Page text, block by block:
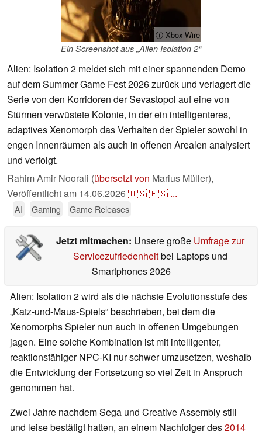
ⓘ Xbox Wire
Ein Screenshot aus „Alien Isolation 2“
Alien: Isolation 2 meldet sich mit einer spannenden Demo
auf dem Summer Game Fest 2026 zurück und verlagert die
Serie von den Korridoren der Sevastopol auf eine von
Stürmen verwüstete Kolonie, in der ein intelligenteres,
adaptives Xenomorph das Verhalten der Spieler sowohl in
engen Innenräumen als auch in offenen Arealen analysiert
und verfolgt.
Rahim Amir Noorali (übersetzt von Marius Müller),
Veröffentlicht am 14.06.2026🇺🇸🇪🇸 ...
AI Gaming Game Releases
Jetzt mitmachen: Unsere große Umfrage zur
Servicezufriedenheitbei Laptops und
Smartphones 2026
Alien: Isolation 2 wird als die nächste Evolutionsstufe des
„Katz-und-Maus-Spiels“ beschrieben, bei dem die
Xenomorphs Spieler nun auch in offenen Umgebungen
jagen. Eine solche Kombination ist mit intelligenter,
reaktionsfähiger NPC-KI nur schwer umzusetzen, weshalb
die Entwicklung der Fortsetzung so viel Zeit in Anspruch
genommen hat.
Zwei Jahre nachdem Sega und Creative Assembly still
und leise bestätigt hatten, an einem Nachfolger des2014